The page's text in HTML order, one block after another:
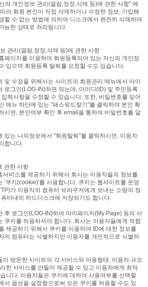
의 개인정보 관리(열람,정정,삭제 등)에 관한 사항" 에
라 회원 본인이 직접 삭제하거나 수정한 정보, 가입해
할 수 없는 방법에 의하여 디스크에서 완전히 삭제하며
능한 상태로 처리됩니다.
관리(열람,정정,삭제 등)에 관한 사항
페이지를 이용하여 회원등록되어 있는 자신의 개인정
있으며 회원등록 탈퇴를 요청할 수도 있습니다.
및 수정을 위해서는 사이트의 회원관리 메뉴에서 아이
로그인(LOG-IN)하면 되는데, 아이디(ID) 및 주민등록
력사항을 수정할 수 있습니다. 또한, 비밀번호를 잊어
메뉴 하단에 있는 "패스워드찾기"를 클릭하여 본인 확
시면, 본인여부 확인 후 email을 통하여 비밀번호를 알
있는 나의정보에서 "회원탈퇴"를 클릭하시면, 이용자
합니다.
관한 사항
서비스를 제공하기 위해서 회사는 이용자들의 정보를
'쿠키(cookie)'를 사용합니다. 쿠키는 웹사이트를 운영
가 이용자의 컴퓨터 브라우저에게 보내는 소량의 정
터내의 하드디스크에 저장되기도 합니다.
후 로그인(LOG-IN)하여 마이페이지(My Page) 등의 서
쿠키를 허용하셔야 합니다. 회사는 이용자들에게 적합
제공하기 위해서 쿠키를 이용하여 ID에 대한 정보를
의 컴퓨터는 식별하지만 이용자를 개인적으로 식별하
이 방문한 사이트의 각 서비스와 이용형태, 이용자 규모
한 서비스를 만들어 제공할 수 있고 이용자에게 최적
니다. 이용자들은 쿠키에 대하여 사용여부를 선택할
서 옵션을 설정함으로써 모든 쿠키를 허용할 수도 있